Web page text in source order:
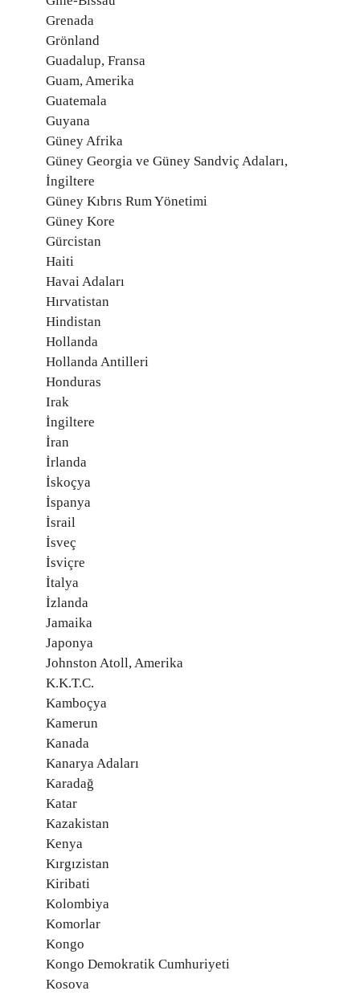
Grenada
Grönland
Guadalup, Fransa
Guam, Amerika
Guatemala
Guyana
Güney Afrika
Güney Georgia ve Güney Sandviç Adaları,
İngiltere
Güney Kıbrıs Rum Yönetimi
Güney Kore
Gürcistan
Haiti
Havai Adaları
Hırvatistan
Hindistan
Hollanda
Hollanda Antilleri
Honduras
Irak
İngiltere
İran
İrlanda
İskoçya
İspanya
İsrail
İsveç
İsviçre
İtalya
İzlanda
Jamaika
Japonya
Johnston Atoll, Amerika
K.K.T.C.
Kamboçya
Kamerun
Kanada
Kanarya Adaları
Karadağ
Katar
Kazakistan
Kenya
Kırgızistan
Kiribati
Kolombiya
Komorlar
Kongo
Kongo Demokratik Cumhuriyeti
Kosova